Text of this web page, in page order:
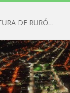
ESCUTA PÚBLICA COM AUTORES DA CULTURA DE RURÓPOLIS